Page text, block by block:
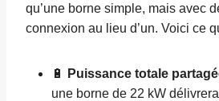
qu’une borne simple, mais avec
connexion au lieu d’un. Voici ce
🔋 Puissance totale
une borne de 22 kW